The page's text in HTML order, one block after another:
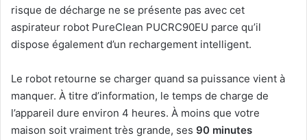
risque de décharge ne se présente pas avec cet
aspirateur robot PureClean PUCRC90EU parce qu’il
dispose également d’un rechargement intelligent.
Le robot retourne se charger quand sa puissance vient à
manquer. À titre d’information, le temps de charge de
l’appareil dure environ 4 heures. À moins que votre
maison soit vraiment très grande, ses 90 minutes